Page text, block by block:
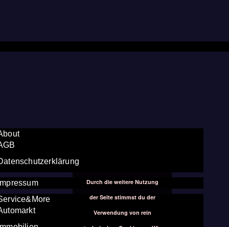
Durch die weitere Nutzung
der Seite stimmst du der
Verwendung von rein